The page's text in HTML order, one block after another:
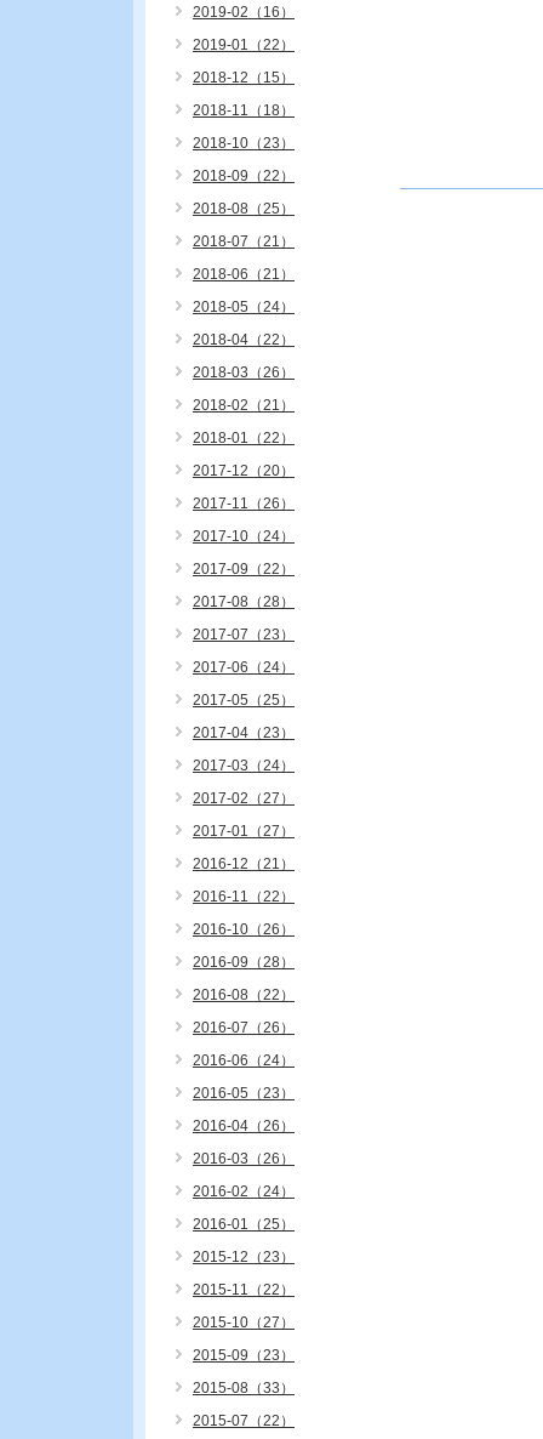
2019-02（16）
2019-01（22）
2018-12（15）
2018-11（18）
2018-10（23）
2018-09（22）
2018-08（25）
2018-07（21）
2018-06（21）
2018-05（24）
2018-04（22）
2018-03（26）
2018-02（21）
2018-01（22）
2017-12（20）
2017-11（26）
2017-10（24）
2017-09（22）
2017-08（28）
2017-07（23）
2017-06（24）
2017-05（25）
2017-04（23）
2017-03（24）
2017-02（27）
2017-01（27）
2016-12（21）
2016-11（22）
2016-10（26）
2016-09（28）
2016-08（22）
2016-07（26）
2016-06（24）
2016-05（23）
2016-04（26）
2016-03（26）
2016-02（24）
2016-01（25）
2015-12（23）
2015-11（22）
2015-10（27）
2015-09（23）
2015-08（33）
2015-07（22）